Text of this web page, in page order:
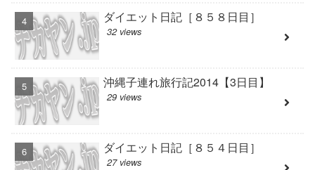
ダイエット日記［８５８日目］
32 views
沖縄子連れ旅行記2014【3日目】
29 views
ダイエット日記［８５４日目］
27 views